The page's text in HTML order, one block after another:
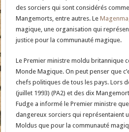
des sorciers qui sont considérés
Mangemorts, entre autres. Le
magique, une organisation qui
justice pour la communauté magique.
Le Premier ministre moldu britannique
Monde Magique. On peut penser que
chefs politiques de tous les pays. Lors
(juillet 1993) (PA2) et des dix
Fudge a informé le Premier ministre
dangereux sorciers qui représentaient
Moldus que pour la communauté